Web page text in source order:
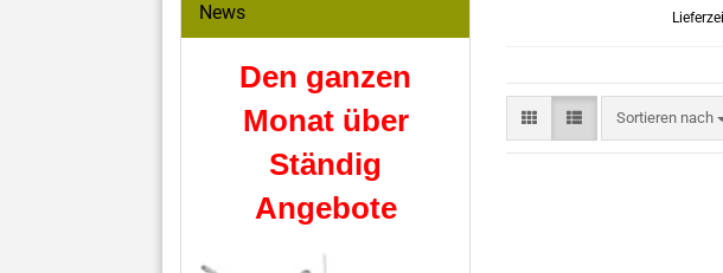
Sortieren nach
Sortieren nach
News
Den ganzen
Monat über
Ständig
Angebote